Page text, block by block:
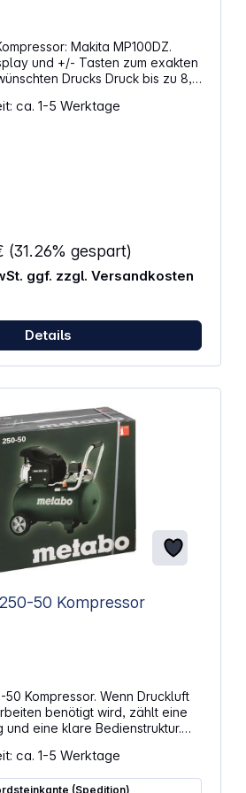
Makita MP100DZ.
Drucks Druck bis zu 8,3
Luftmatratzen, Bälle LED-
ca. 1-5 Werktage
(31.26% gespart)
ggf. zzgl. Versandkosten
Details
50 Kompressor
Kompressor. Wenn Druckluft
benötigt wird, zählt eine
und eine klare Bedienstruktur.
dafür einen stabilen
und unterstützt typische
Montage und Service.
ca. 1-5 Werktage
(Spedition)